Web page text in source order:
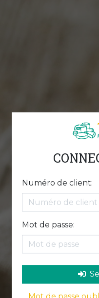
Numéro de client:
Mot de passe: